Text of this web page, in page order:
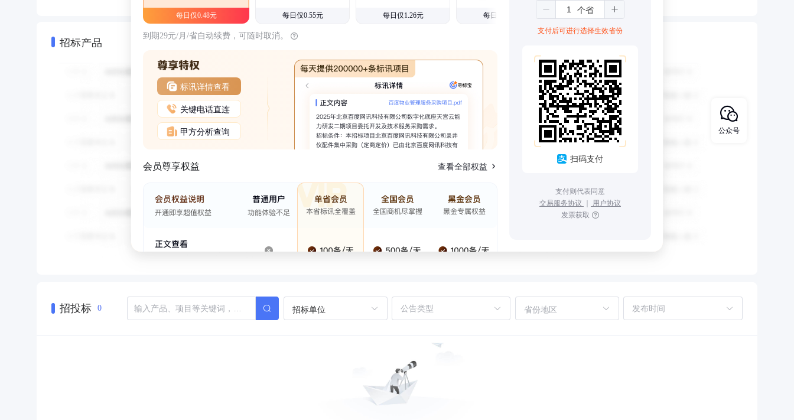
招标产品
每日仅0.48元 每日仅0.55元 每日仅1.26元 每日仅1.08元
到期29元/月/省自动续费，可随时取消。
标讯详情查看
关键电话直连
甲方分析查询
会员尊享权益 查看全部权益
支付后可进行选择生效省份
扫码支付
支付则代表同意
交易服务协议 ｜ 用户协议
发票获取
招投标 0 招标单位 省份地区
公众号